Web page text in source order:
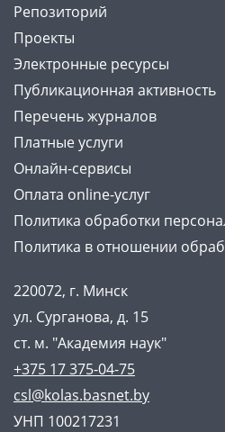
Репозиторий
Проекты
Электронные ресурсы
Публикационная активность
Перечень журналов
Платные услуги
Онлайн-сервисы
Оплата online-услуг
Политика обработки
Политика в отношении
220072, г. Минск
ул. Сурганова, д. 15
ст. м. "Академия наук"
+375 17 375-04-75
csl@kolas.basnet.by
УНП 100217231